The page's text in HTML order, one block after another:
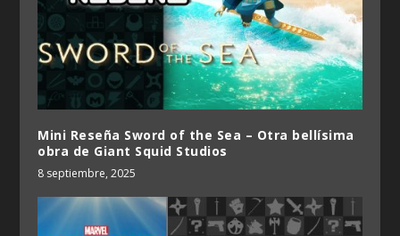
Mini Reseña Sword of the Sea – Otra bellísima
obra de Giant Squid Studios
8 septiembre, 2025